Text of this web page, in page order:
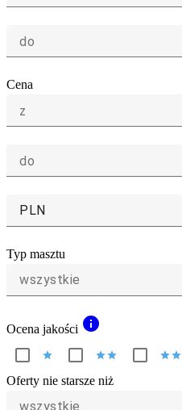
do
Cena
z
do
PLN
Typ masztu
wszystkie
Ocena jakości info
star starstar starstar
Oferty nie starsze niż
wszystkie